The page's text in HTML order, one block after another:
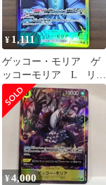
¥ 1,111
ゲッコー・モリア ゲ
ッコーモリア L リー
パラ リーダーパラレ
ルレア
¥ 4,000